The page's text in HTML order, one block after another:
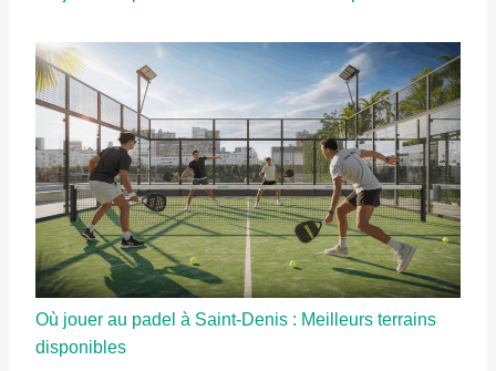
Où jouer au padel à Saint-Denis : Meilleurs terrains
disponibles